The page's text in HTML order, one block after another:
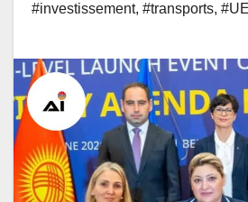
#investissement, #transports, #UE